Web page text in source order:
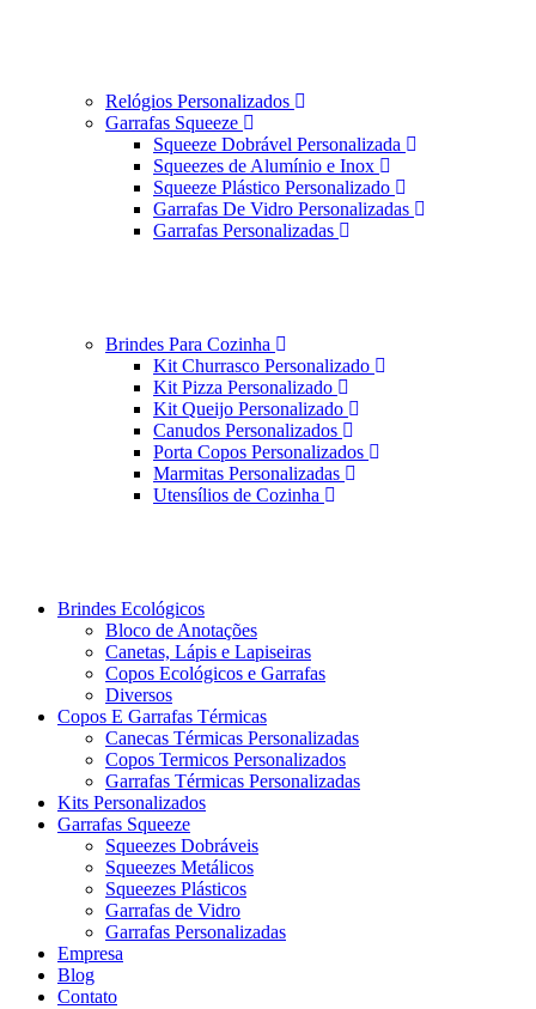
Relógios Personalizados
Garrafas Squeeze
Squeeze Dobrável Personalizada
Squeezes de Alumínio e Inox
Squeeze Plástico Personalizado
Garrafas De Vidro Personalizadas
Garrafas Personalizadas
Brindes Para Cozinha
Kit Churrasco Personalizado
Kit Pizza Personalizado
Kit Queijo Personalizado
Canudos Personalizados
Porta Copos Personalizados
Marmitas Personalizadas
Utensílios de Cozinha
Brindes Ecológicos
Bloco de Anotações
Canetas, Lápis e Lapiseiras
Copos Ecológicos e Garrafas
Diversos
Copos E Garrafas Térmicas
Canecas Térmicas Personalizadas
Copos Termicos Personalizados
Garrafas Térmicas Personalizadas
Kits Personalizados
Garrafas Squeeze
Squeezes Dobráveis
Squeezes Metálicos
Squeezes Plásticos
Garrafas de Vidro
Garrafas Personalizadas
Empresa
Blog
Contato